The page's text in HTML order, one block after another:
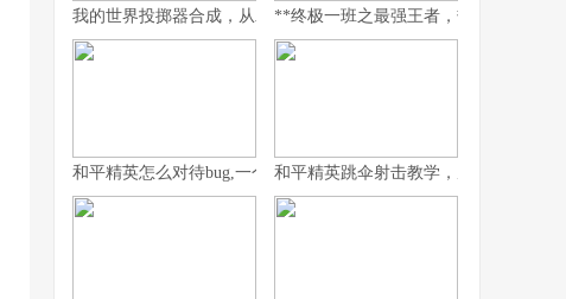
我的世界投掷器合成，从木石到红石的艺术**终极一班之最强王者，热血青春与荣
和平精英怎么对待bug,一个玩家眼中的修复哲学和平精英跳伞射击教学，从落地到主宰